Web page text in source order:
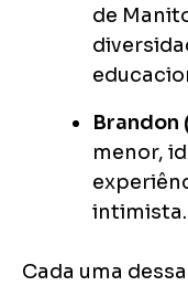
de
Brandon
menor,
intimista.
Cada uma